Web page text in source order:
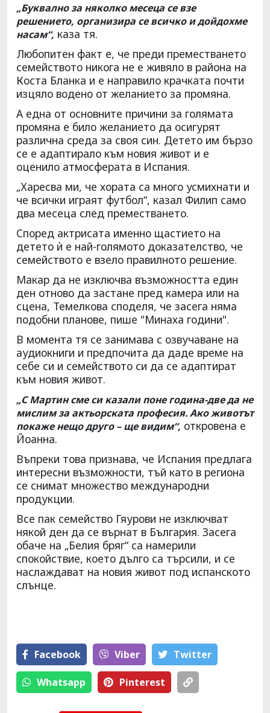
„Буквално за няколко месеца се взе
решението, организира се всичко и дойдохме
насам“, каза тя.
Любопитен факт е, че преди преместването
семейството никога не е живяло в района на
Коста Бланка и е направило крачката почти
изцяло водено от желанието за промяна.
А една от основните причини за голямата
промяна е било желанието да осигурят
различна среда за своя син. Детето им бързо
се е адаптирало към новия живот и е
оценило атмосферата в Испания.
„Харесва ми, че хората са много усмихнати и
че всички играят футбол“, казал Филип само
два месеца след преместването.
Според актрисата именно щастието на
детето ѝ е най-голямото доказателство, че
семейството е взело правилното решение.
Макар да не изключва възможността един
ден отново да застане пред камера или на
сцена, Темелкова споделя, че засега няма
подобни планове, пише "Минаха години".
В момента тя се занимава с озвучаване на
аудиокниги и предпочита да даде време на
себе си и семейството си да се адаптират
към новия живот.
„С Мартин сме си казали поне година-две да не
мислим за актьорската професия. Ако животът
покаже нещо друго – ще видим“, откровена е
Йоанна.
Въпреки това признава, че Испания предлага
интересни възможности, тъй като в региона
се снимат множество международни
продукции.
Все пак семейство Гяурови не изключват
някой ден да се върнат в България. Засега
обаче на „Белия бряг“ са намерили
спокойствие, което дълго са търсили, и се
наслаждават на новия живот под испанското
слънце.
Facebook Viber Тwitter
Whatsapp Pinterest